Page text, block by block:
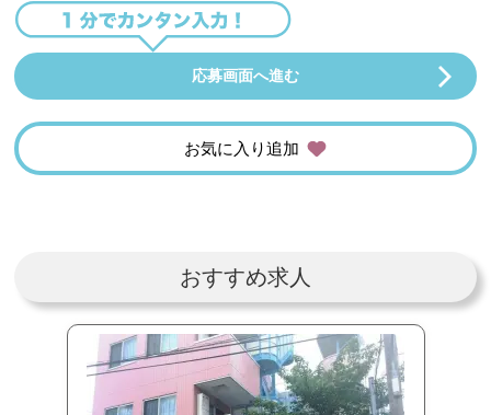
応募画面へ進む
お気に入り追加
おすすめ求人